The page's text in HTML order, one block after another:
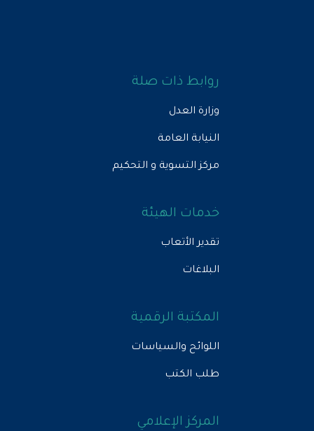
روابط ذات صلة
وزارة العدل
النيابة العامة
مركز التسوية و التحكيم
خدمات الهيئة
تقدير الأتعاب
البلاغات
المكتبة الرقمية
اللوائح والسياسات
طلب الكتب
المركز الإعلامي